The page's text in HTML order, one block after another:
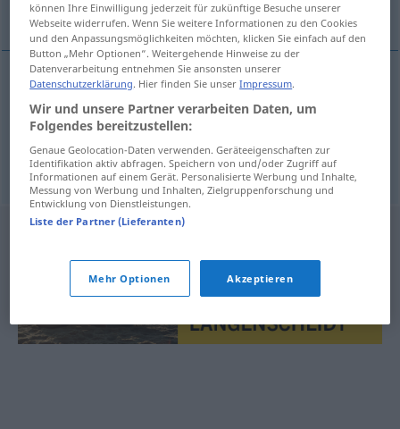
keine direkte Übersetzung
keine direkte Übersetzung
= auto venduta da un
dipendente di una fabbrica di automobili dopo un
anno
Jahreswagen
können Ihre Einwilligung jederzeit für zukünftige Besuche unserer
Webseite widerrufen. Wenn Sie weitere Informationen zu den Cookies
und den Anpassungsmöglichkeiten möchten, klicken Sie einfach auf den
Button „Mehr Optionen“. Weitergehende Hinweise zu der
Datenverarbeitung entnehmen Sie ansonsten unserer
Datenschutzerklärung. Hier finden Sie unserImpressum.
Wir und unsere Partner verarbeiten Daten, um
Folgendes bereitzustellen:
Genaue Geolocation-Daten verwenden. Geräteeigenschaften zur
Identifikation aktiv abfragen. Speichern von und/oder Zugriff auf
Informationen auf einem Gerät. Personalisierte Werbung und Inhalte,
Messung von Werbung und Inhalten, Zielgruppenforschung und
Entwicklung von Dienstleistungen.
Liste der Partner (Lieferanten)
Mehr Optionen Akzeptieren